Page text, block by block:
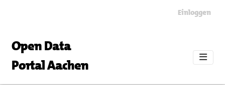
Einloggen
Open Data
Portal Aachen